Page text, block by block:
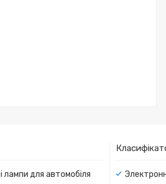
лампи для автомобіля